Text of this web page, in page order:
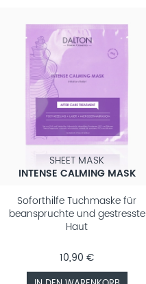
SHEET MASK
INTENSE CALMING MASK
Soforthilfe Tuchmaske für
beanspruchte und gestresste
Haut
10,90 €